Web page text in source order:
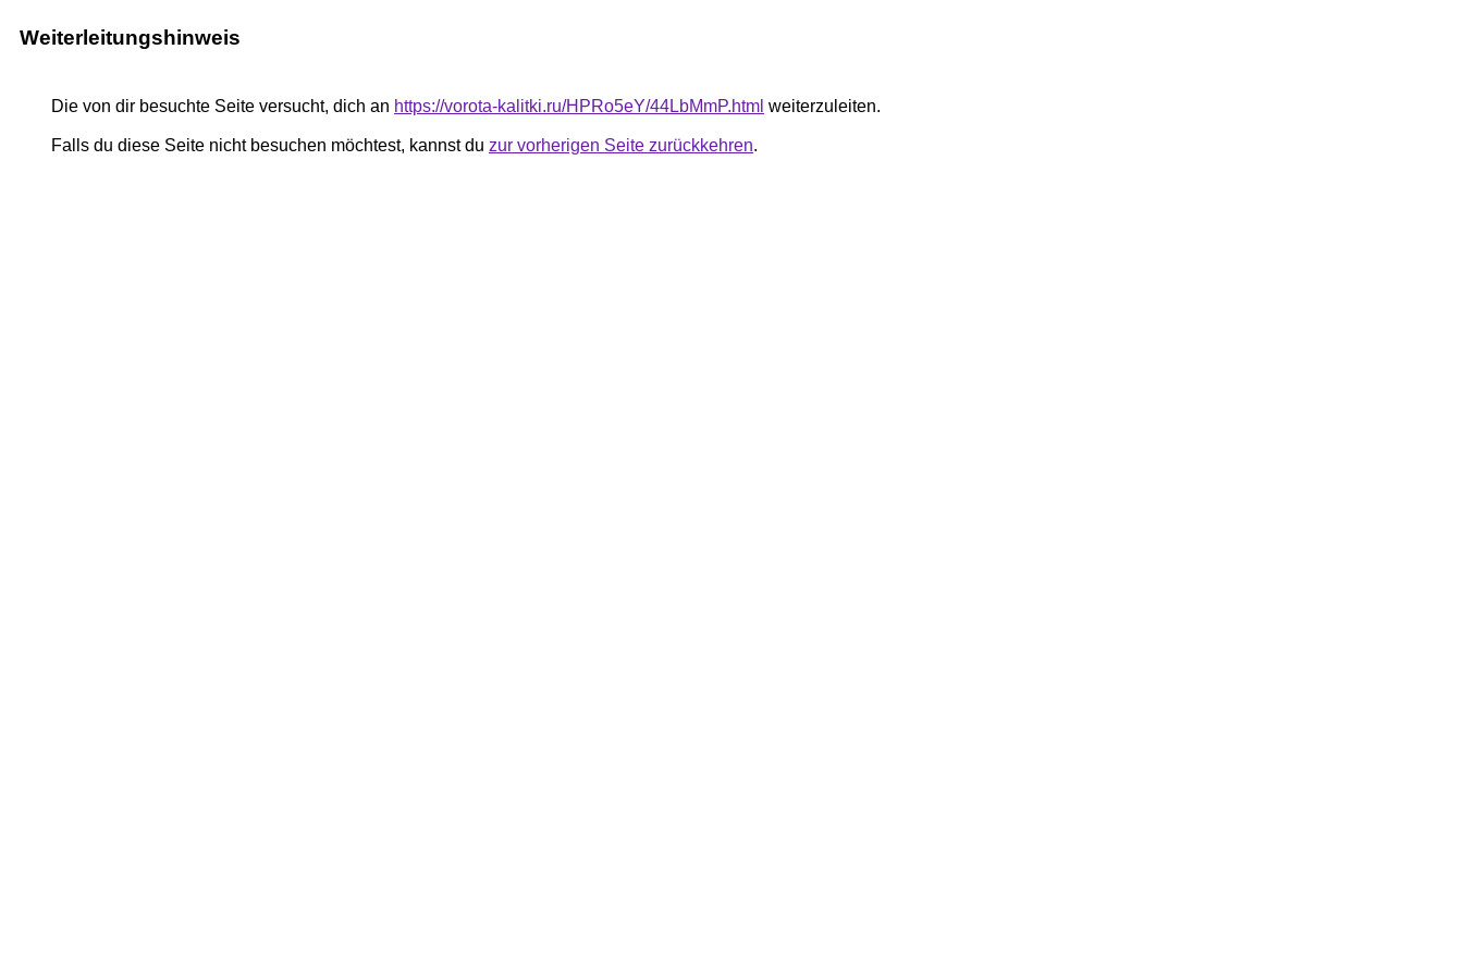
Weiterleitungshinweis
Die von dir besuchte Seite versucht, dich an https://vorota-kalitki.ru/HPRo5eY/44LbMmP.html weiterzuleiten.
Falls du diese Seite nicht besuchen möchtest, kannst du zur vorherigen Seite zurückkehren.